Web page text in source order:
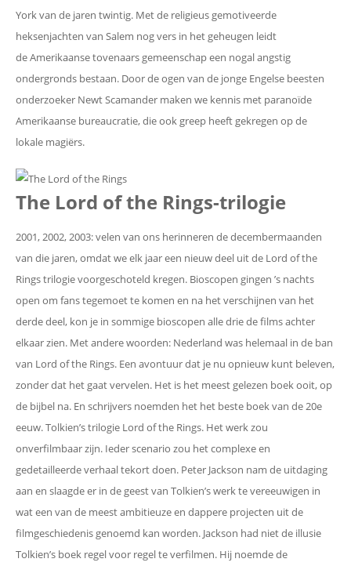
York van de jaren twintig. Met de religieus gemotiveerde
heksenjachten van Salem nog vers in het geheugen leidt
de Amerikaanse tovenaars gemeenschap een nogal angstig
ondergronds bestaan. Door de ogen van de jonge Engelse beesten
onderzoeker Newt Scamander maken we kennis met paranoïde
Amerikaanse bureaucratie, die ook greep heeft gekregen op de
lokale magiërs.
The Lord of the Rings-trilogie
2001, 2002, 2003: velen van ons herinneren de decembermaanden
van die jaren, omdat we elk jaar een nieuw deel uit de Lord of the
Rings trilogie voorgeschoteld kregen. Bioscopen gingen ’s nachts
open om fans tegemoet te komen en na het verschijnen van het
derde deel, kon je in sommige bioscopen alle drie de films achter
elkaar zien. Met andere woorden: Nederland was helemaal in de ban
van Lord of the Rings. Een avontuur dat je nu opnieuw kunt beleven,
zonder dat het gaat vervelen. Het is het meest gelezen boek ooit, op
de bijbel na. En schrijvers noemden het het beste boek van de 20e
eeuw. Tolkien’s trilogie Lord of the Rings. Het werk zou
onverfilmbaar zijn. Ieder scenario zou het complexe en
gedetailleerde verhaal tekort doen. Peter Jackson nam de uitdaging
aan en slaagde er in de geest van Tolkien’s werk te vereeuwigen in
wat een van de meest ambitieuze en dappere projecten uit de
filmgeschiedenis genoemd kan worden. Jackson had niet de illusie
Tolkien’s boek regel voor regel te verfilmen. Hij noemde de